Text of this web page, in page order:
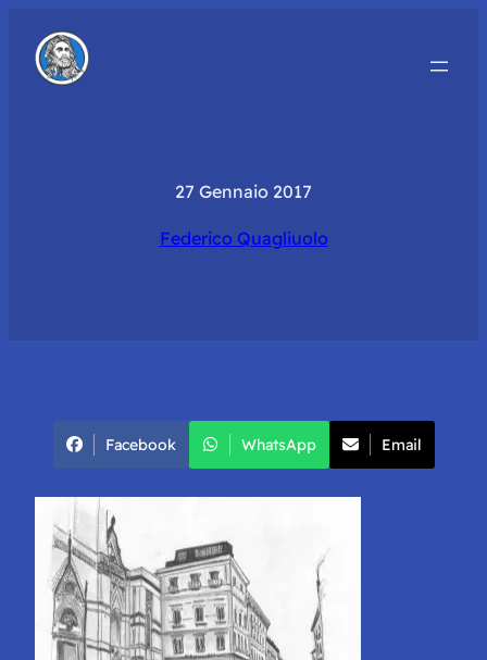
27 Gennaio 2017
Federico Quagliuolo
Facebook WhatsApp Email